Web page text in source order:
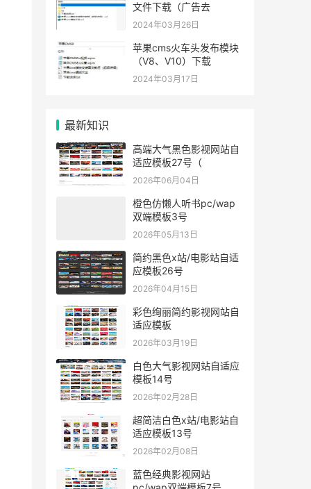
文件下载（广告去
2024年03月26日
苹果cms火车头发布模块
（V8、V10）下载
2024年03月17日
最新知识
高端大气黑色影视网站自
适应模板27号（
2026年06月04日
橙色仿懒人听书pc/wap
双端模板3号
2026年05月13日
简约黑色x站/电影站自适
应模板26号
2026年04月15日
彩色绚丽简约影视网站自
适应模板
2026年03月19日
白色大气影视网站自适应
模板14号
2026年02月28日
超简洁白色x站/电影站自
适应模板13号
2026年02月08日
蓝色经典影视网站